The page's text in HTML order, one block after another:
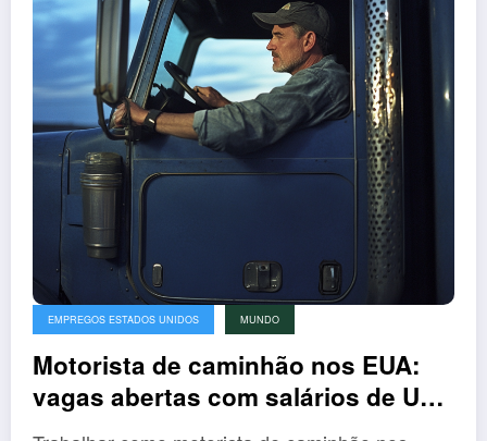
EMPREGOS ESTADOS UNIDOS MUNDO
Motorista de caminhão nos EUA:
vagas abertas com salários de US$
7.916 dólares